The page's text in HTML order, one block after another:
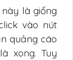
là giống
vào nút
quảng cáo
xong. Tuy